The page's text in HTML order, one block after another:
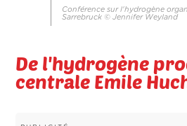
Conférence sur l'hydrogène
Sarrebruck © Jennifer Weyland
De l'hydrogène
centrale Emile